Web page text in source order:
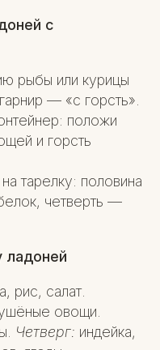
с
рыбы или курицы
— «с горсть».
положи
и горсть
тарелку: половина
четверть —
ладоней
рис, салат.
овощи.
Четверг: индейка,